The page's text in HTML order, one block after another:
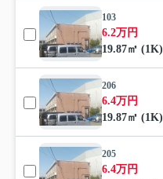
103
6.2万円
19.87㎡ (1K)
206
6.4万円
19.87㎡ (1K)
205
6.4万円